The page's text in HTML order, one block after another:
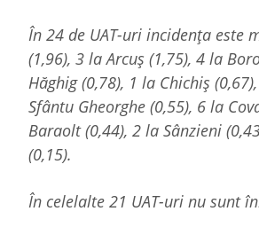
În 24 de UAT-uri incidența este
(1,96), 3 la Arcuș (1,75), 4 la
Hăghig (0,78), 1 la Chichiș
Sfântu Gheorghe (0,55), 6 la
Baraolt (0,44), 2 la Sânzieni
(0,15).
În celelalte 21 UAT-uri nu sunt